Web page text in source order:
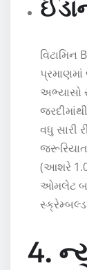
વિટામિન
અભ્યાસો
વધુ સારી
(આશરે 1.0
ઓમલેટ
સ્ક્રેમ્બલ્ડ
4.